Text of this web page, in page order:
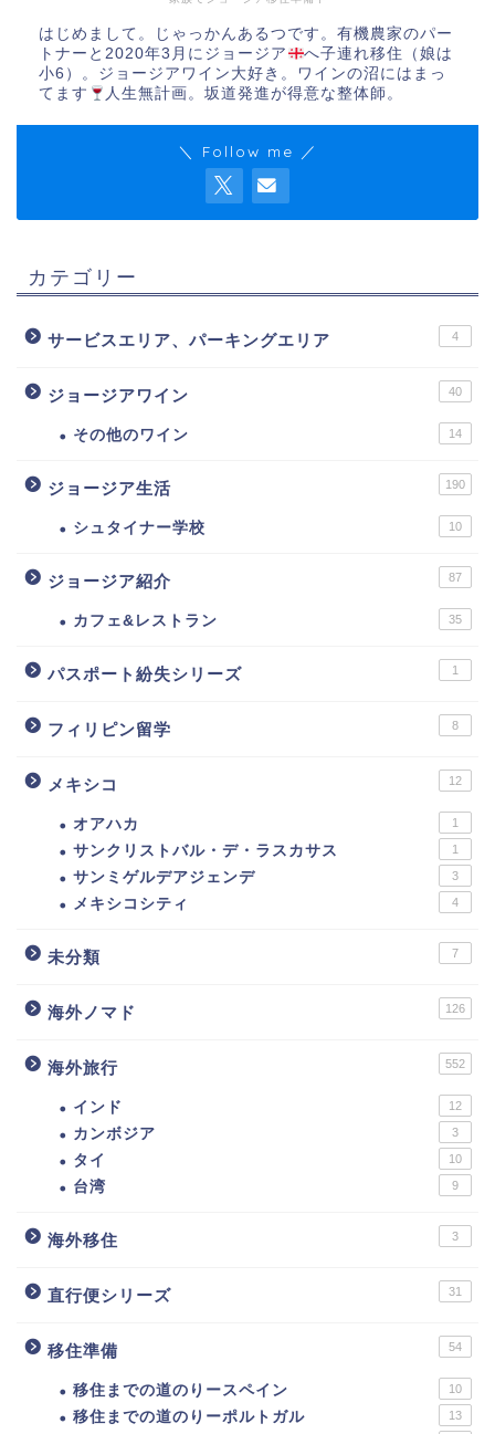
はじめまして。じゃっかんあるつです。有機農家のパー
トナーと2020年3月にジョージア
へ子連れ移住（娘は
小6）。ジョージアワイン大好き。ワインの沼にはまっ
てます
人生無計画。坂道発進が得意な整体師。
＼ Follow me ／
カテゴリー
サービスエリア、パーキングエリア 4
ジョージアワイン 40
その他のワイン 14
ジョージア生活 190
シュタイナー学校 10
ジョージア紹介 87
カフェ&レストラン 35
パスポート紛失シリーズ 1
フィリピン留学 8
メキシコ 12
オアハカ 1
サンクリストバル・デ・ラスカサス 1
サンミゲルデアジェンデ 3
メキシコシティ 4
未分類 7
海外ノマド 126
海外旅行 552
インド 12
カンボジア 3
タイ 10
台湾 9
海外移住 3
直行便シリーズ 31
移住準備 54
移住までの道のりースペイン 10
移住までの道のりーポルトガル 13